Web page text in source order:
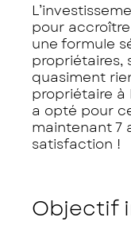
pour
une formule
propriétaires,
quasiment
propriétaire à
a opté pour
maintenant 7
satisfaction !
Objectif